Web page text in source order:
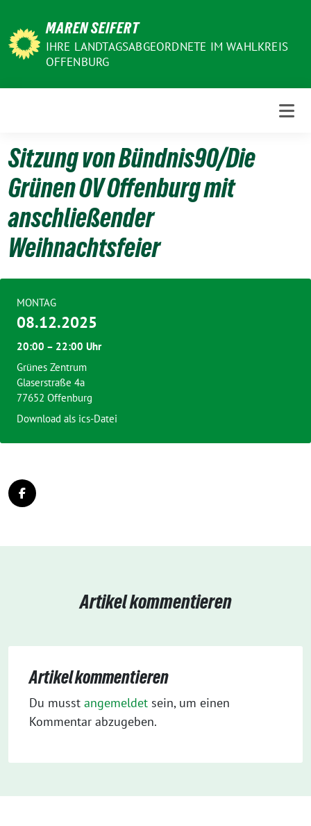
zum
Inhalt
MAREN SEIFERT
IHRE LANDTAGSABGEORDNETE IM WAHLKREIS
OFFENBURG
Sitzung von Bündnis90/Die
Grünen OV Offenburg mit
anschließender
Weihnachtsfeier
MONTAG
08.12.2025
20:00 – 22:00 Uhr
Grünes Zentrum
Glaserstraße 4a
77652 Offenburg
Download als ics-Datei
Artikel kommentieren
Artikel kommentieren
Du musst angemeldet sein, um einen
Kommentar abzugeben.